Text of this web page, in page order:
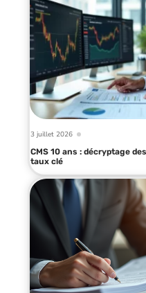
3 juillet 2026
CMS 10 ans : décryptage
taux clé